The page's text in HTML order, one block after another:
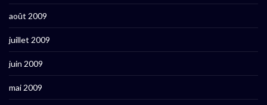
août 2009
juillet 2009
juin 2009
mai 2009